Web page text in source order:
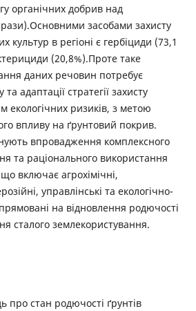
органічних добрив над
засобами захисту
культур в регіоні є гербіциди (73,1
(20,8%).Проте таке
даних речовин потребує
адаптації стратегії захисту
екологічних ризиків, з метою
впливу на ґрунтовий покрив.
впровадження комплексного
та раціонального використання
включає агрохімічні,
управлінські та екологічно-
на відновлення родючості
сталого землекористування.
про стан родючості ґрунтів